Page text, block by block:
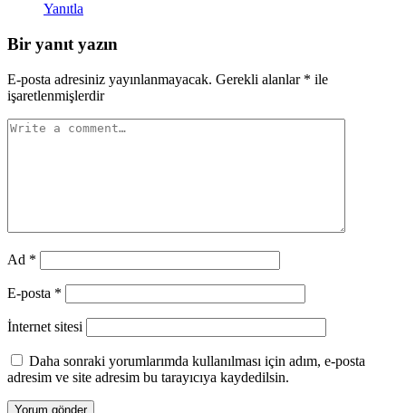
Yanıtla
Bir yanıt yazın
E-posta adresiniz yayınlanmayacak. Gerekli alanlar * ile
işaretlenmişlerdir
Ad *
E-posta *
İnternet sitesi
Daha sonraki yorumlarımda kullanılması için adım, e-posta
adresim ve site adresim bu tarayıcıya kaydedilsin.